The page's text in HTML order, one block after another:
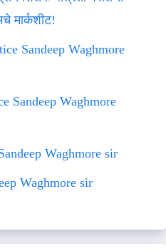
मार्कशीट!
Sandeep Waghmore
Sandeep Waghmore
Waghmore sir
Waghmore sir